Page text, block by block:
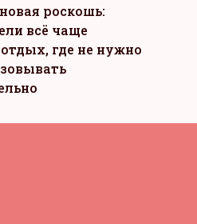
роскошь:
всё чаще
где не нужно